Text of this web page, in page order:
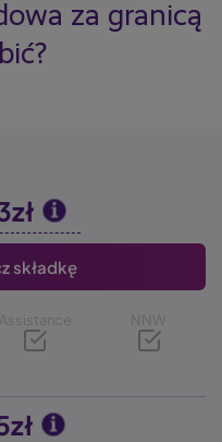
za granicą
składkę
Assistance NNW